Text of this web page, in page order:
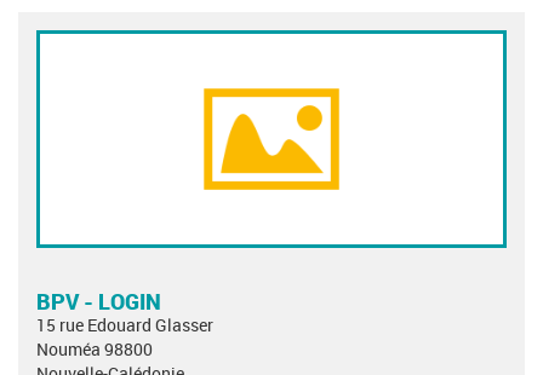
BPV - LOGIN
15 rue Edouard Glasser
Nouméa 98800